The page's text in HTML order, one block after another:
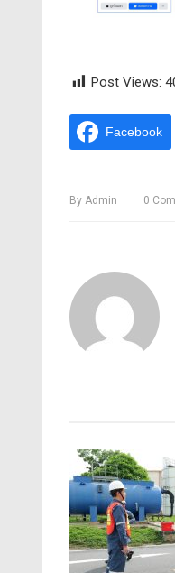
Post Views:
Facebook
By Admin 0